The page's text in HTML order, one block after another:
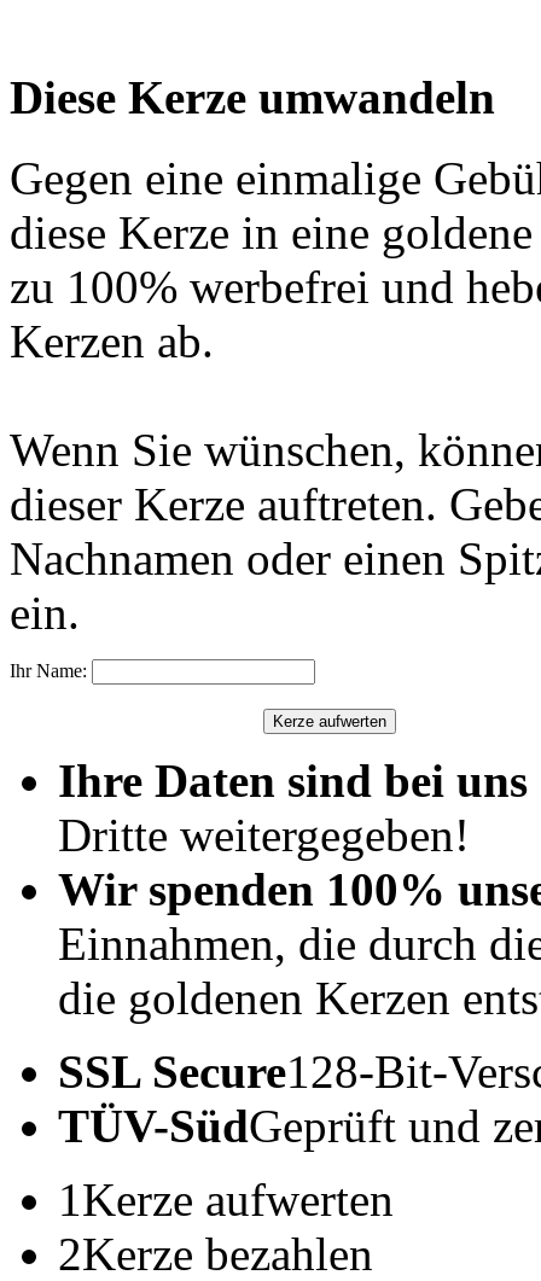
Diese Kerze umwandeln
Gegen eine einmalige
diese Kerze in eine
zu 100% werbefrei und
Kerzen ab.
Wenn Sie wünschen,
dieser Kerze auftreten.
Nachnamen oder einen
ein.
Ihr Name:
Ihre Daten sind bei uns
Dritte weitergegeben!
Wir spenden 100%
Einnahmen, die durch
die goldenen Kerzen
SSL Secure128-Bit-
TÜV-SüdGeprüft und
1Kerze aufwerten
2Kerze bezahlen